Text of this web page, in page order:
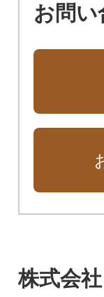
お問い
株式会